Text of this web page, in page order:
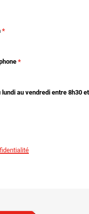
au vendredi entre 8h30